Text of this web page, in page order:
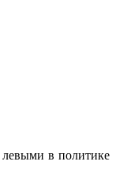
левыми в политике